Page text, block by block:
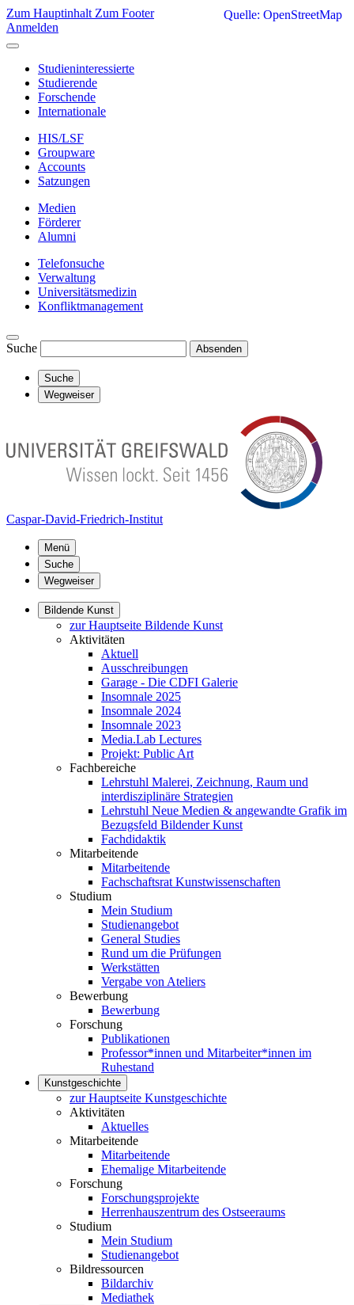
Zum Hauptinhalt Zum Footer
Anmelden
Studieninteressierte
Studierende
Forschende
Internationale
HIS/LSF
Groupware
Accounts
Satzungen
Medien
Förderer
Alumni
Telefonsuche
Verwaltung
Universitätsmedizin
Konfliktmanagement
Suche Absenden
Suche
Wegweiser
Caspar-David-Friedrich-Institut
Menü
Suche
Wegweiser
Bildende Kunst
zur Hauptseite Bildende Kunst
Aktivitäten
Aktuell
Ausschreibungen
Garage - Die CDFI Galerie
Insomnale 2025
Insomnale 2024
Insomnale 2023
Media.Lab Lectures
Projekt: Public Art
Fachbereiche
Lehrstuhl Malerei, Zeichnung, Raum und
interdisziplinäre Strategien
Lehrstuhl Neue Medien & angewandte Grafik im
Bezugsfeld Bildender Kunst
Fachdidaktik
Mitarbeitende
Mitarbeitende
Fachschaftsrat Kunstwissenschaften
Studium
Mein Studium
Studienangebot
General Studies
Rund um die Prüfungen
Werkstätten
Vergabe von Ateliers
Bewerbung
Bewerbung
Forschung
Publikationen
Professor*innen und Mitarbeiter*innen im
Ruhestand
Kunstgeschichte
zur Hauptseite Kunstgeschichte
Aktivitäten
Aktuelles
Mitarbeitende
Mitarbeitende
Ehemalige Mitarbeitende
Forschung
Forschungsprojekte
Herrenhauszentrum des Ostseeraums
Studium
Mein Studium
Studienangebot
Bildressourcen
Bildarchiv
Mediathek
Quelle: OpenStreetMap